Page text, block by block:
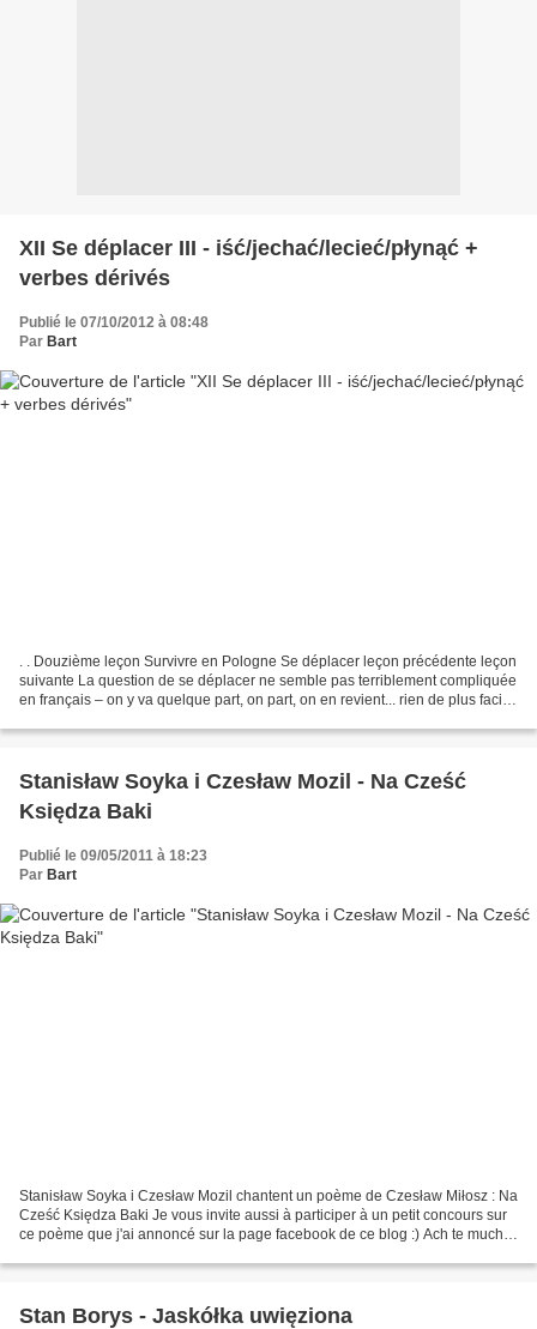
XII Se déplacer III - iść/jechać/lecieć/płynąć +
verbes dérivés
Publié le 07/10/2012 à 08:48
Par Bart
. . Douzième leçon Survivre en Pologne Se déplacer leçon précédente leçon
suivante La question de se déplacer ne semble pas terriblement compliquée
en français – on y va quelque part, on part, on en revient... rien de plus facile
Stanisław Soyka i Czesław Mozil - Na Cześć
Księdza Baki
Publié le 09/05/2011 à 18:23
Par Bart
Stanisław Soyka i Czesław Mozil chantent un poème de Czesław Miłosz : Na
Cześć Księdza Baki Je vous invite aussi à participer à un petit concours sur
ce poème que j'ai annoncé sur la page facebook de ce blog :) Ach te muchi,
Stan Borys - Jaskółka uwięziona